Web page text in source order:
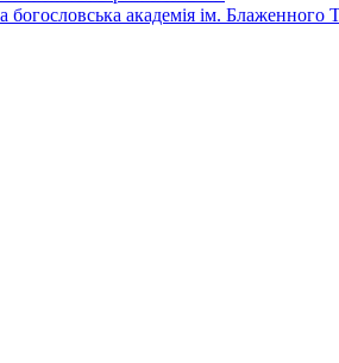
богословська академія ім. Блаженного